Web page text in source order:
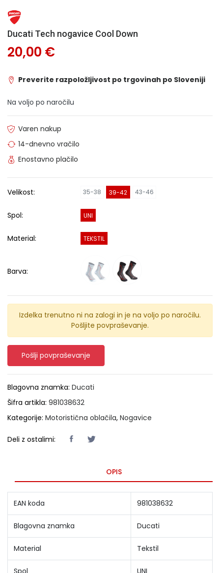
Ducati Tech nogavice Cool Down
20,00 €
Preverite razpoložljivost po trgovinah po Sloveniji
Na voljo po naročilu
Varen nakup
14-dnevno vračilo
Enostavno plačilo
Velikost: 35-38 39-42 43-46
Spol: UNI
Material: TEKSTIL
Barva:
Izdelka trenutno ni na zalogi in je na voljo po naročilu.
Pošljite povpraševanje.
Pošlji povpraševanje
Blagovna znamka: Ducati
Šifra artikla: 981038632
Kategorije: Motoristična oblačila, Nogavice
Deli z ostalimi:
OPIS
EAN koda 981038632
Blagovna znamka Ducati
Material Tekstil
Spol UNI